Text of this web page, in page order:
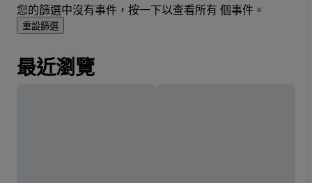
您的篩選中沒有事件，按一下以查看所有 個事件。
重設篩選
最近瀏覽